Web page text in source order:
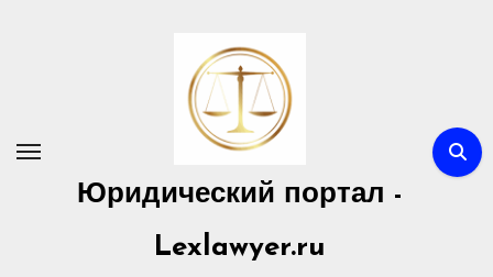
Юридический портал -
Lexlawyer.ru